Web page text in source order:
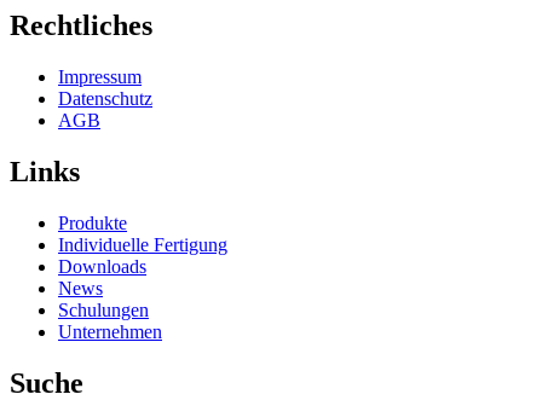
Rechtliches
Impressum
Daten­schutz
AGB
Links
Produkte
Indivi­duelle Fertigung
Downloads
News
Schulungen
Unter­nehmen
Suche